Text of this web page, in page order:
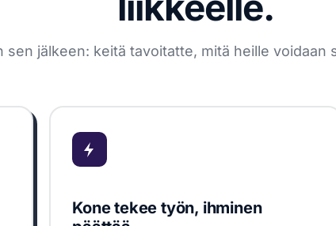
sen jälkeen: keitä tavoitatte, mitä heille
Kone tekee työn, ihminen